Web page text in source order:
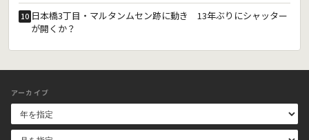
10 日本橋3丁目・マルタンムセン跡に動き 13年ぶりにシャッター
が開くか？
アーカイブ